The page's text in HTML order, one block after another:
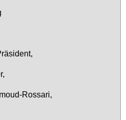
Ros­sa­ri,